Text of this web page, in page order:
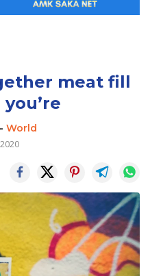
meat fill
- World